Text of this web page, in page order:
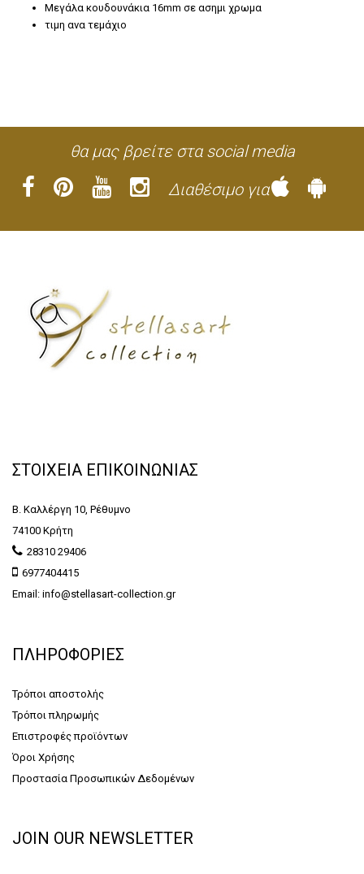
Μεγάλα κουδουνάκια 16mm σε ασημι χρωμα
τιμη ανα τεμάχιο
θα μας βρείτε στα social media
Διαθέσιμο για
ΣΤΟΙΧΕΙΑ ΕΠΙΚΟΙΝΩΝΙΑΣ
Β. Καλλέργη 10, Ρέθυμνο
74100 Κρήτη
28310 29406
6977404415
Email: info@stellasart-collection.gr
ΠΛΗΡΟΦΟΡΙΕΣ
Τρόποι αποστολής
Τρόποι πληρωμής
Επιστροφές προϊόντων
Όροι Χρήσης
Προστασία Προσωπικών Δεδομένων
JOIN OUR NEWSLETTER